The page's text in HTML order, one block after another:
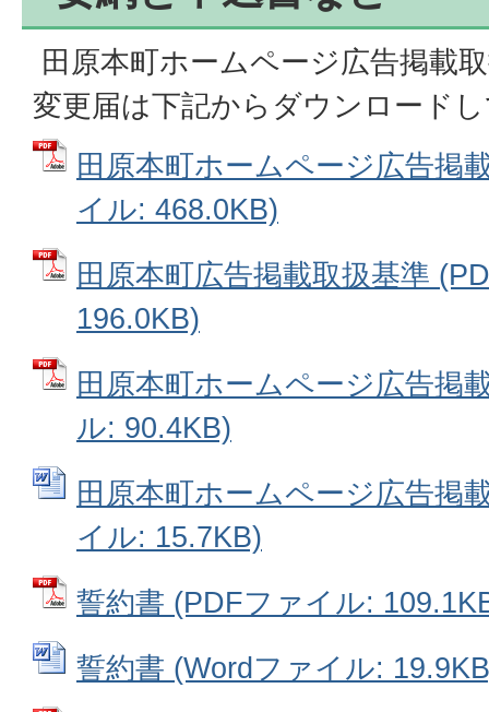
田原本町ホームページ広告掲載
変更届は下記からダウンロード
田原本町ホームページ広告掲
イル: 468.0KB)
田原本町広告掲載取扱基準
196.0KB)
田原本町ホームページ広告掲
ル: 90.4KB)
田原本町ホームページ広告掲
イル: 15.7KB)
誓約書 (PDFファイル:
誓約書 (Wordファイル: